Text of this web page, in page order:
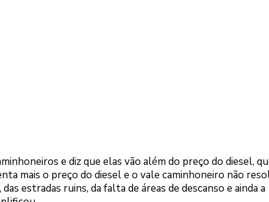
e diz que elas vão além do preço do diesel,
mais o preço do diesel e o vale caminhoneiro não
estradas ruins, da falta de áreas de descanso e ainda a